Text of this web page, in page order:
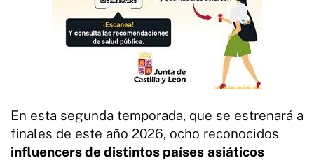
En esta segunda temporada, que se estrenará a
finales de este año 2026, ocho reconocidos
influencers de distintos países asiáticos